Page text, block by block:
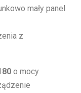
mały panel
z
o mocy